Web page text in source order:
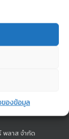
ของข้อมูล
ร์ พลาส จำกัด
พลาส จำกัด